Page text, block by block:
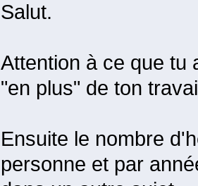
Salut.
Attention à ce que tu
"en plus" de ton
Ensuite le nombre
personne et par